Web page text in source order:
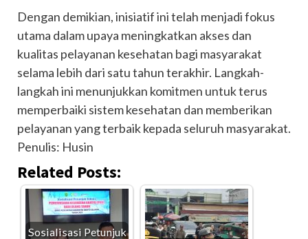
Dengan demikian, inisiatif ini telah menjadi fokus
utama dalam upaya meningkatkan akses dan
kualitas pelayanan kesehatan bagi masyarakat
selama lebih dari satu tahun terakhir. Langkah-
langkah ini menunjukkan komitmen untuk terus
memperbaiki sistem kesehatan dan memberikan
pelayanan yang terbaik kepada seluruh masyarakat.
Penulis: Husin
Related Posts:
Sosialisasi Petunjuk